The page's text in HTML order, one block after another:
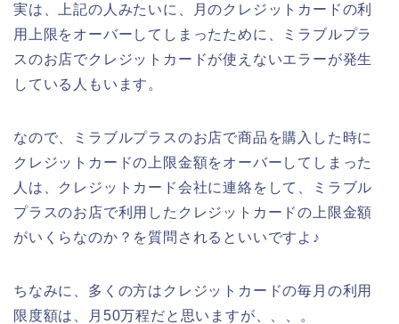
実は、上記の人みたいに、月のクレジットカードの利
用上限をオーバーしてしまったために、ミラブルプラ
スのお店でクレジットカードが使えないエラーが発生
している人もいます。
なので、ミラブルプラスのお店で商品を購入した時に
クレジットカードの上限金額をオーバーしてしまった
人は、クレジットカード会社に連絡をして、ミラブル
プラスのお店で利用したクレジットカードの上限金額
がいくらなのか？を質問されるといいですよ♪
ちなみに、多くの方はクレジットカードの毎月の利用
限度額は、月50万程だと思いますが、、、。